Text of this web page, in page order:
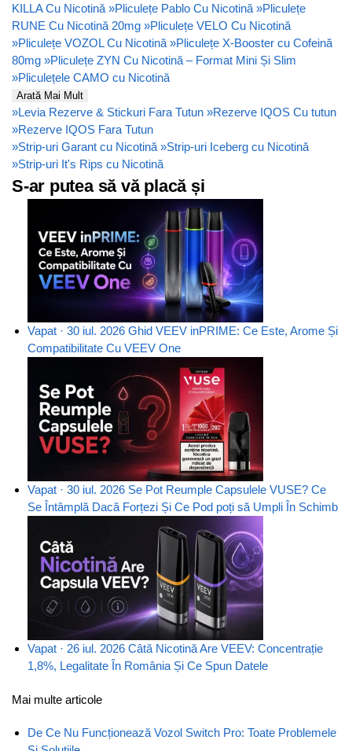
KILLA Cu Nicotină »Pliculețe Pablo Cu Nicotină »Pliculețe
RUNE Cu Nicotină 20mg »Pliculețe VELO Cu Nicotină
»Pliculețe VOZOL Cu Nicotină »Pliculețe X-Booster cu Cofeină
80mg »Pliculețe ZYN Cu Nicotină – Format Mini Și Slim
»Pliculețele CAMO cu Nicotină
Arată Mai Mult
»Levia Rezerve & Stickuri Fara Tutun »Rezerve IQOS Cu tutun
»Rezerve IQOS Fara Tutun
»Strip-uri Garant cu Nicotină »Strip-uri Iceberg cu Nicotină
»Strip-uri It's Rips cu Nicotină
S-ar putea să vă placă și
Vapat · 30 iul. 2026 Ghid VEEV inPRIME: Ce Este, Arome Și
Compatibilitate Cu VEEV One
Vapat · 30 iul. 2026 Se Pot Reumple Capsulele VUSE? Ce
Se Întâmplă Dacă Forțezi Și Ce Pod poți să Umpli În Schimb
Vapat · 26 iul. 2026 Câtă Nicotină Are VEEV: Concentrație
1,8%, Legalitate În România Și Ce Spun Datele
Mai multe articole
De Ce Nu Funcționează Vozol Switch Pro: Toate Problemele